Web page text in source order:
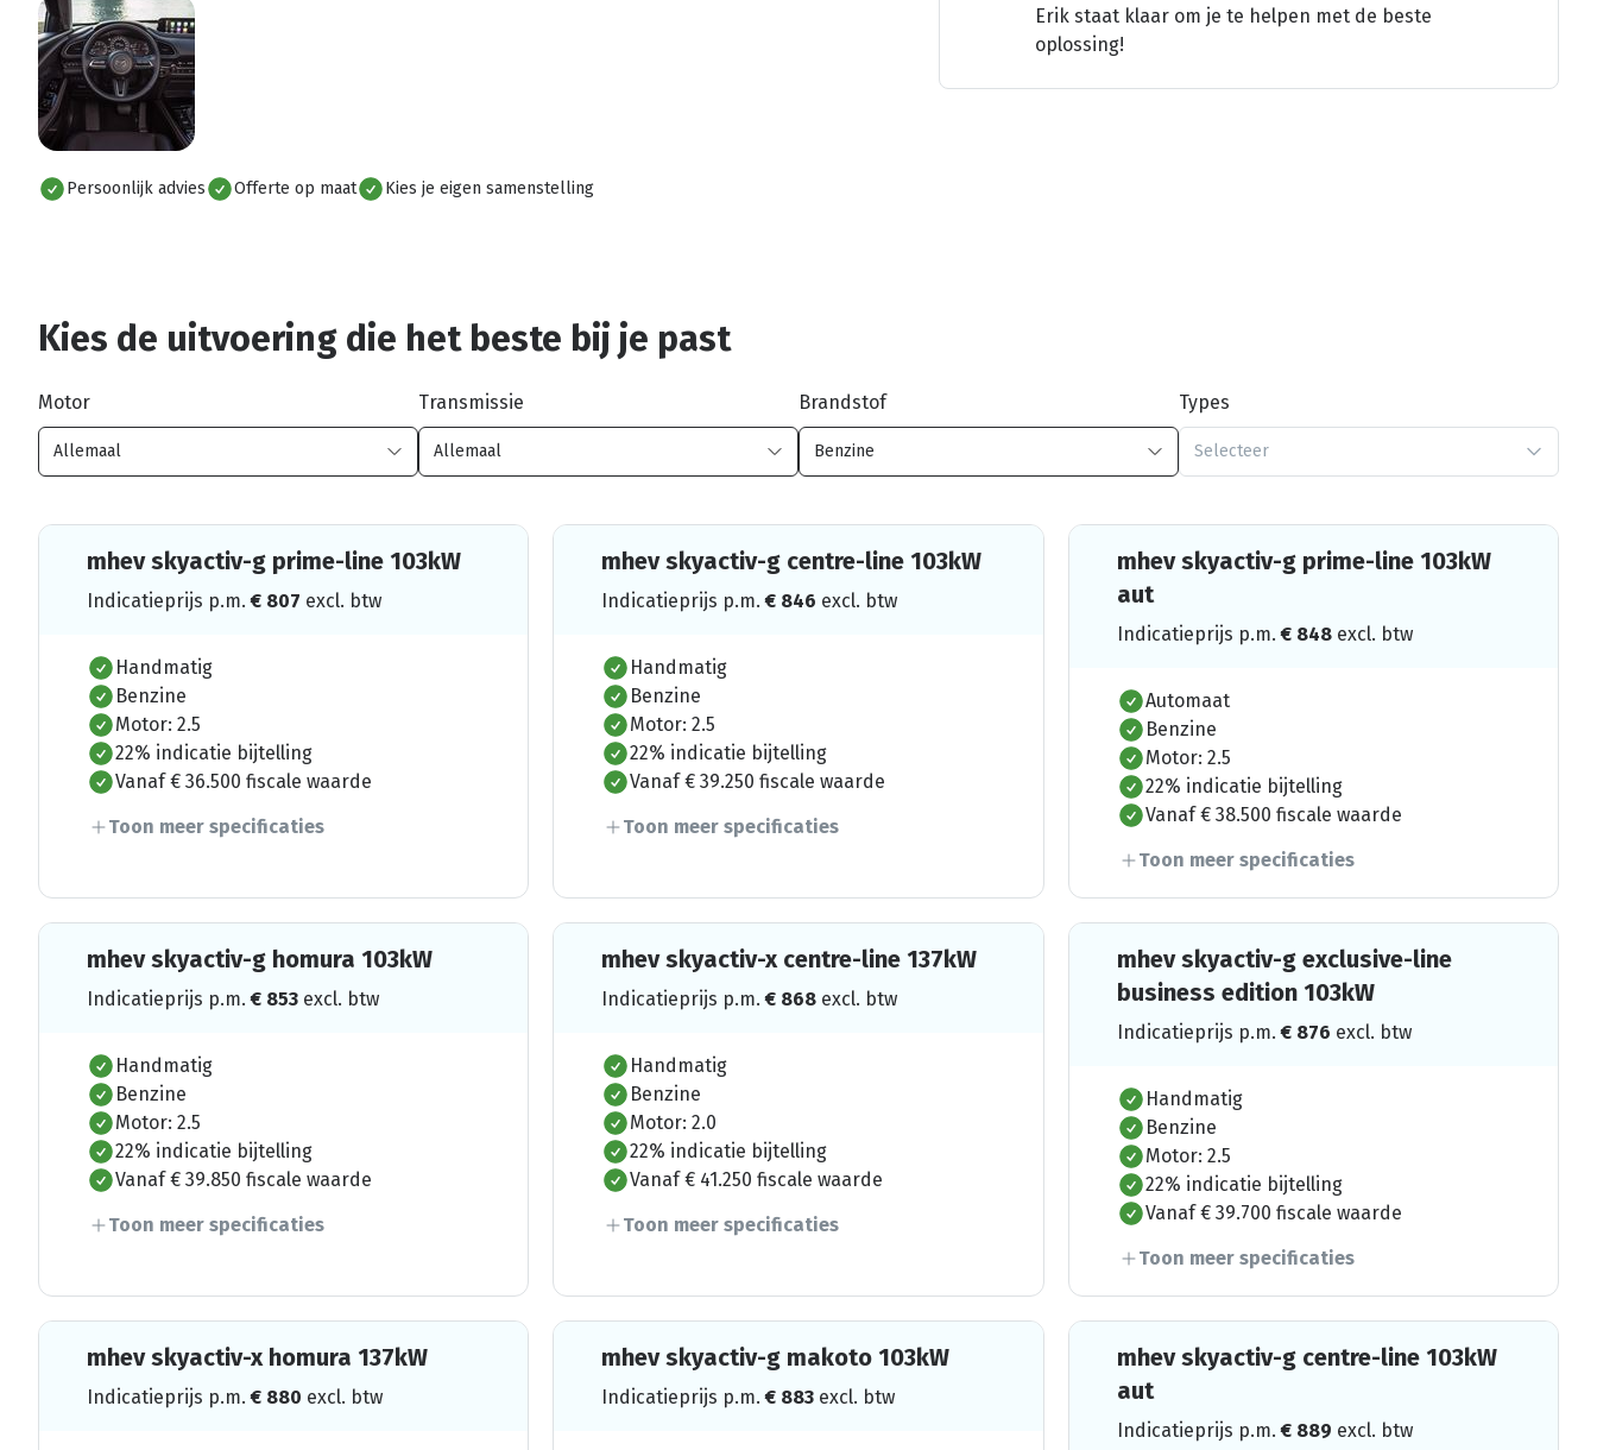
Alles bekijken
Persoonlijk advies Offerte op maat Kies je eigen samenstelling
Erik staat klaar om je te helpen met de beste
oplossing!
Kies de uitvoering die het beste bij je past
Motor Transmissie Brandstof Types
Selecteer
mhev skyactiv-g prime-line 103kW
Indicatieprijs p.m.€ 807 excl. btw
Handmatig
Benzine
Motor: 2.5
22% indicatie bijtelling
Vanaf € 36.500 fiscale waarde
Toon meer specificaties
mhev skyactiv-g centre-line 103kW
Indicatieprijs p.m.€ 846 excl. btw
Handmatig
Benzine
Motor: 2.5
22% indicatie bijtelling
Vanaf € 39.250 fiscale waarde
Toon meer specificaties
mhev skyactiv-g prime-line 103kW
aut
Indicatieprijs p.m.€ 848 excl. btw
Automaat
Benzine
Motor: 2.5
22% indicatie bijtelling
Vanaf € 38.500 fiscale waarde
Toon meer specificaties
mhev skyactiv-g homura 103kW
Indicatieprijs p.m.€ 853 excl. btw
Handmatig
Benzine
Motor: 2.5
22% indicatie bijtelling
Vanaf € 39.850 fiscale waarde
Toon meer specificaties
mhev skyactiv-x centre-line 137kW
Indicatieprijs p.m.€ 868 excl. btw
Handmatig
Benzine
Motor: 2.0
22% indicatie bijtelling
Vanaf € 41.250 fiscale waarde
Toon meer specificaties
mhev skyactiv-g exclusive-line
business edition 103kW
Indicatieprijs p.m.€ 876 excl. btw
Handmatig
Benzine
Motor: 2.5
22% indicatie bijtelling
Vanaf € 39.700 fiscale waarde
Toon meer specificaties
mhev skyactiv-x homura 137kW
Indicatieprijs p.m.€ 880 excl. btw
mhev skyactiv-g makoto 103kW
Indicatieprijs p.m.€ 883 excl. btw
mhev skyactiv-g centre-line 103kW
aut
Indicatieprijs p.m.€ 889 excl. btw